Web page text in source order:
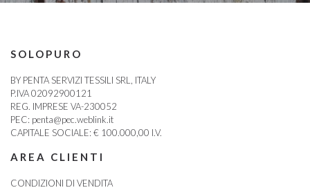
SOLOPURO
BY PENTA SERVIZI TESSILI SRL, ITALY
P.IVA 02092900121
REG. IMPRESE VA-230052
PEC: penta@pec.weblink.it
CAPITALE SOCIALE: € 100.000,00 I.V.
AREA CLIENTI
CONDIZIONI DI VENDITA